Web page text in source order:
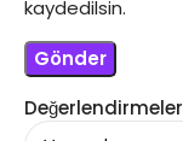
Değerlendirmeler
kaydedilsin.